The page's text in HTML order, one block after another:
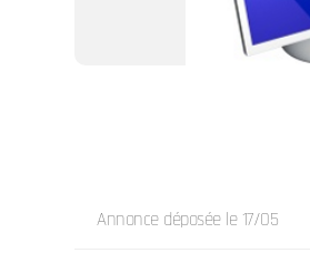
Annonce déposée le 17/05